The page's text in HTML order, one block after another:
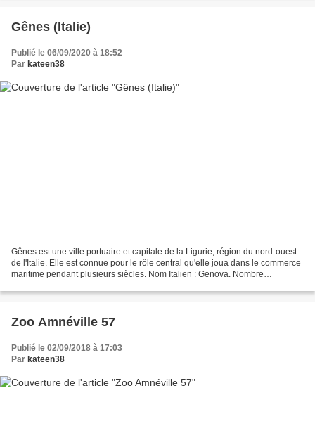
Gênes (Italie)
Publié le 06/09/2020 à 18:52
Par kateen38
Gênes est une ville portuaire et capitale de la Ligurie, région du nord-ouest
de l'Italie. Elle est connue pour le rôle central qu'elle joua dans le commerce
maritime pendant plusieurs siècles. Nom Italien : Genova. Nombre
Zoo Amnéville 57
Publié le 02/09/2018 à 17:03
Par kateen38